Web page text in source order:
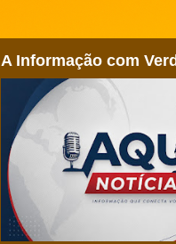
A Informação com